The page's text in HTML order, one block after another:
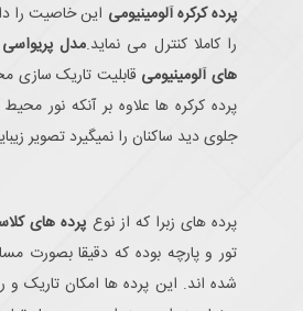
پرده کرکره آلومینیومی این خاصیت را
را کاملا کنترل می نماید.مدل
های آلومینیومی قابلیت تاریک سازی
پرده کرکره ها علاوه بر آنکه نور محیط
جلوی دید ساکنان را نمیگیرد تصویر
پرده های زبرا که از نوع پرده های
تور و پارچه بوده که دقیقا بصورت
شده اند. این پرده ها امکان تاریک